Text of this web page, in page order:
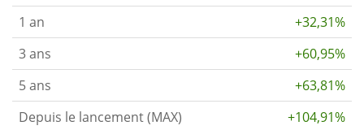
1 an
+32,31%
3 ans
+60,95%
5 ans
+63,81%
Depuis le lancement (MAX)
+104,91%